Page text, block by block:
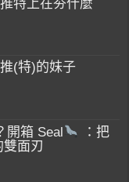
特上在夯什麼
(特)的妹子
開箱 Seal
：把
面刃